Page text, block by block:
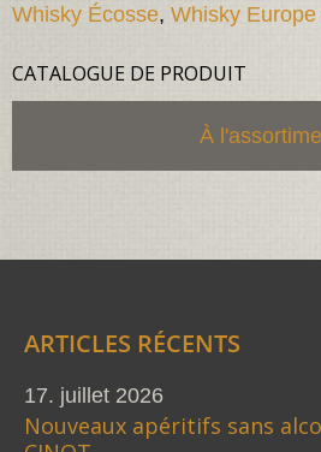
Whisky Écosse, Whisky
CATALOGUE DE PRODUIT
À
ARTICLES RÉCENTS
17. juillet 2026
Nouveaux apéritifs sans